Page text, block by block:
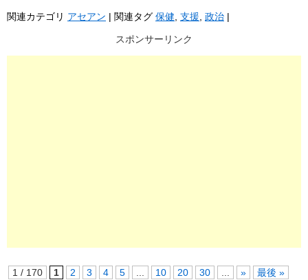
関連カテゴリ アセアン | 関連タグ 保健 支援 政治 |
スポンサーリンク
1 / 170 1 2 3 4 5 10 20 30 » 最後 »